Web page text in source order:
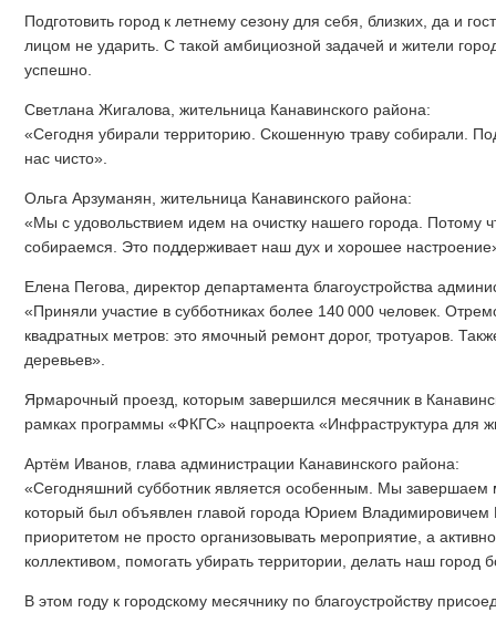
Подготовить город к летнему сезону для себя, близких, да и
лицом не ударить. С такой амбициозной задачей и жители
успешно.
Светлана Жигалова, жительница Канавинского района:
«Сегодня убирали территорию. Скошенную траву собирали.
нас чисто».
Ольга Арзуманян, жительница Канавинского района:
«Мы с удовольствием идем на очистку нашего города. Потому
собираемся. Это поддерживает наш дух и хорошее
Елена Пегова, директор департамента благоустройства
«Приняли участие в субботниках более 140 000 человек.
квадратных метров: это ямочный ремонт дорог, тротуаров.
деревьев».
Ярмарочный проезд, которым завершился месячник в
рамках программы «ФКГС» нацпроекта «Инфраструктура для
Артём Иванов, глава администрации Канавинского района:
«Сегодняшний субботник является особенным. Мы завершаем
который был объявлен главой города Юрием
приоритетом не просто организовывать мероприятие, а
коллективом, помогать убирать территории, делать наш город
В этом году к городскому месячнику по благоустройству